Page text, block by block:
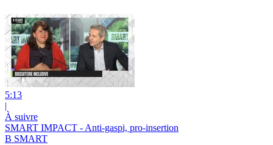
5:13
|
À suivre
SMART IMPACT - Anti-gaspi, pro-insertion
B SMART